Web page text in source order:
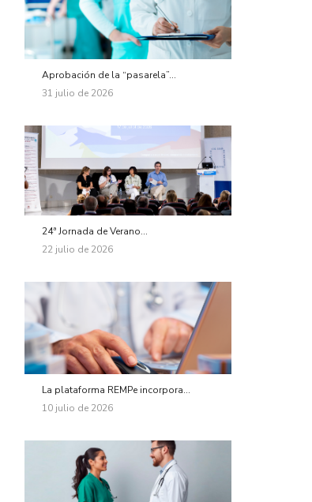
Aprobación de la “pasarela”...
31 julio de 2026
24ª Jornada de Verano...
22 julio de 2026
La plataforma REMPe incorpora...
10 julio de 2026